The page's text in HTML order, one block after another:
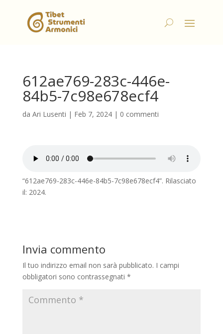
612ae769-283c-446e-
84b5-7c98e678ecf4
da Ari Lusenti | Feb 7, 2024| 0 commenti
“612ae769-283c-446e-84b5-7c98e678ecf4”. Rilasciato
il: 2024.
Invia commento
Il tuo indirizzo email non sarà pubblicato. I campi
obbligatori sono contrassegnati *